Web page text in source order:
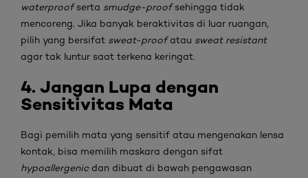
waterproofserta smudge-proofsehingga tidak
mencoreng. Jika banyak beraktivitas di luar ruangan,
pilih yang bersifat sweat-proofatau sweat resistant
agar tak luntur saat terkena keringat.
4. Jangan Lupa dengan
Sensitivitas Mata
Bagi pemilih mata yang sensitif atau mengenakan lensa
kontak, bisa memilih maskara dengan sifat
hypoallergenicdan dibuat di bawah pengawasan